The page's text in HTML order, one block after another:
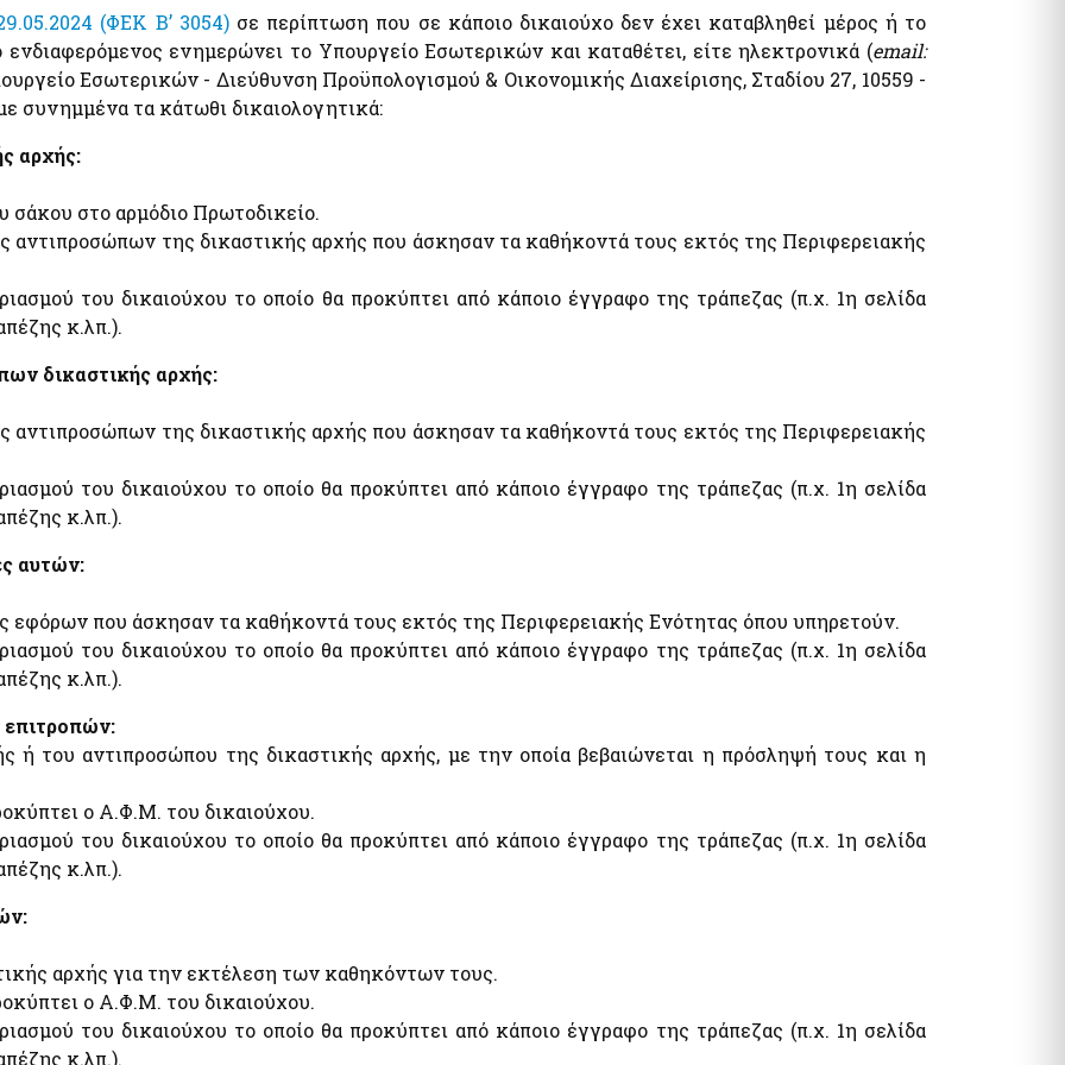
Εκτιμήσεις Τιμών Ζώνης ΑΠΑΑ
Μητρώο Αξιών Μεταβιβάσεων Ακινήτων
Φύλλα Υπολογισμού ΑΠΑΑ
e-Έντυπα
Ηλεκτρονική Πλατφόρμα Προστασίας Κύριας
Κατοικίας
Φύλλα Υπολογισμού ΑΠΑΑ
Εκτιμήσεις Τιμών Ζώνης ΑΠΑΑ
Πλατφόρμα δήλωσης διόρθωσης τ.μ. ακινήτων προς
Προστασία Κύριας Κατοικίας πληγέντων Κορωνοιού
Φορολογία Πολιτών / Επιχειρήσεων
Ακίνητα Ε9 / ΕΝΦΙΑ / Μισθωτήρια
Επιδόματα / Παροχές
Ελεγκτικές Υπηρεσίες Ελληνικού Δημοσίου
Υποβολή δήλωσης "ΠΟΘΕΝ ΕΣΧΕΣ"
Pythia: Ερευνητικό έργο για την ανάπτυξη της
τεχνολογίας των chatbots
Εθνικές Βουλευτικές και Αυτοδιοικητικές Εκλογές
2023
Υπηρεσία Πληρωμής Ειδικής Εκλογικής
Αποζημίωσης Βουλευτικών Εκλογών της 21ης
Μαΐου 2023
Αποζημίωσης Βουλευτικών Εκλογών της 25ης
Ιουνίου 2023
Ψηφιακό Μητρώο Μελών Λεσχών Φιλάθλων
e-έντυπα
(ΦΕΚ Β’ 3054)σε περίπτωση που σε κάποιο δικαιούχο δεν έχει καταβληθεί μέρος ή το
ενημερώνει το Υπουργείο Εσωτερικών και καταθέτει, είτε ηλεκτρονικά (email:
Εσωτερικών - Διεύθυνση Προϋπολογισμού & Οικονομικής Διαχείρισης, Σταδίου 27, 10559 -
συνημμένα τα κάτωθι δικαιολογητικά:
αρχής:
σάκου στο αρμόδιο Πρωτοδικείο.
αντιπροσώπων της δικαστικής αρχής που άσκησαν τα καθήκοντά τους εκτός της Περιφερειακής
του δικαιούχου το οποίο θα προκύπτει από κάποιο έγγραφο της τράπεζας (π.χ. 1η σελίδα
κ.λπ.).
δικαστικής αρχής:
αντιπροσώπων της δικαστικής αρχής που άσκησαν τα καθήκοντά τους εκτός της Περιφερειακής
του δικαιούχου το οποίο θα προκύπτει από κάποιο έγγραφο της τράπεζας (π.χ. 1η σελίδα
κ.λπ.).
αυτών:
εφόρων που άσκησαν τα καθήκοντά τους εκτός της Περιφερειακής Ενότητας όπου υπηρετούν.
του δικαιούχου το οποίο θα προκύπτει από κάποιο έγγραφο της τράπεζας (π.χ. 1η σελίδα
κ.λπ.).
επιτροπών:
ή του αντιπροσώπου της δικαστικής αρχής, με την οποία βεβαιώνεται η πρόσληψή τους και η
ο Α.Φ.Μ. του δικαιούχου.
του δικαιούχου το οποίο θα προκύπτει από κάποιο έγγραφο της τράπεζας (π.χ. 1η σελίδα
κ.λπ.).
αρχής για την εκτέλεση των καθηκόντων τους.
ο Α.Φ.Μ. του δικαιούχου.
του δικαιούχου το οποίο θα προκύπτει από κάποιο έγγραφο της τράπεζας (π.χ. 1η σελίδα
κ.λπ.).